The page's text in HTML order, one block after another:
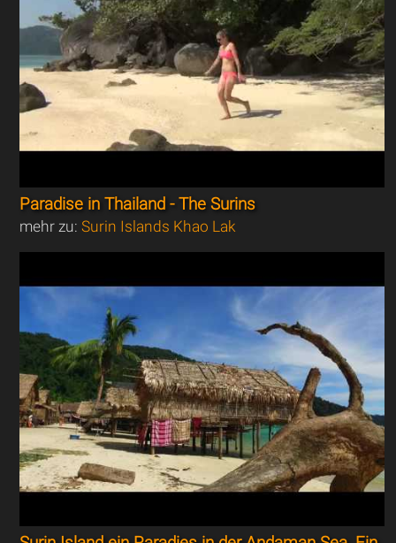
Paradise in Thailand - The Surins
mehr zu:Surin Islands Khao Lak